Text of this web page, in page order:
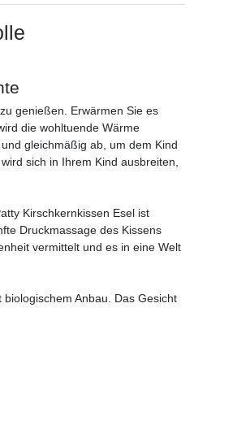
genießen. Erwärmen Sie es
die wohltuende Wärme
gleichmäßig ab, um dem Kind
sich in Ihrem Kind ausbreiten,
Kirschkernkissen Esel ist
Druckmassage des Kissens
vermittelt und es in eine Welt
Anbau. Das Gesicht